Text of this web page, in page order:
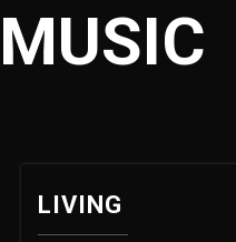
LIVING